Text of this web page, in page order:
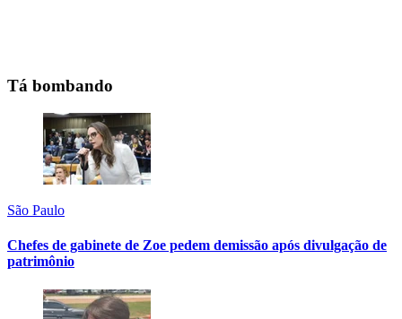
Tá bombando
São Paulo
Chefes de gabinete de Zoe pedem demissão após divulgação de
patrimônio